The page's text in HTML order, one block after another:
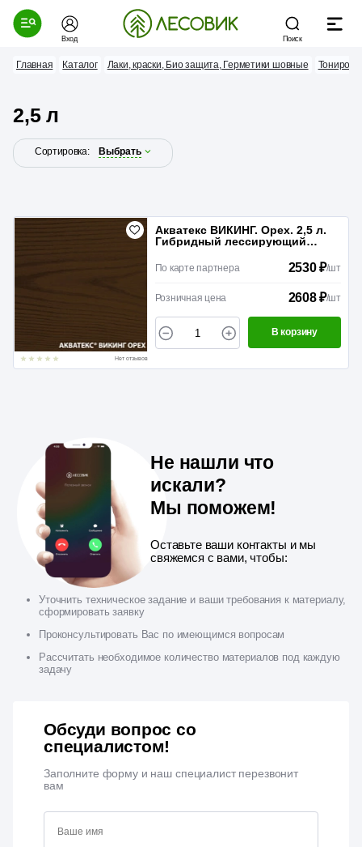
Вход Поиск
Главная Каталог Лаки, краски, Био защита, Герметики шовные
2,5 л
Сортировка: Выбрать
Нет отзывов
Акватекс ВИКИНГ. Орех. 2,5 л.
Гибридный лессирующий
По карте партнера 2530 ₽/шт
Розничная цена 2608 ₽/шт
В корзину
Не нашли что
искали?
Мы поможем!
Оставьте ваши контакты и мы
свяжемся с вами, чтобы:
Уточнить техническое задание и ваши требования к материалу,
сформировать заявку
Проконсультировать Вас по имеющимся вопросам
Рассчитать необходимое количество материалов под каждую
задачу
Обсуди вопрос со
специалистом!
Заполните форму и наш специалист перезвонит
вам